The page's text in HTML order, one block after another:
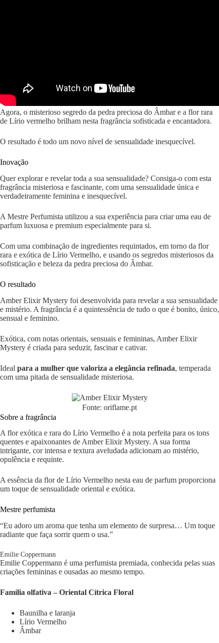
Agora, o misterioso segredo da pedra preciosa do Âmbar e a flor rara
de Lírio vermelho brilham nesta fragrância sofisticada e encantadora.
O resultado é todo um novo nível de sensualidade inesquecível.
Inovação
Quer explorar e revelar toda a sua sensualidade? Consiga-o com esta
fragrância misteriosa e fascinante, com uma sensualidade única e
verdadeiramente feminina e inesquecível.
A Mestre Perfumista utilizou a sua experiência para criar uma eau de
parfum luxuosa e premium especialmente para si.
Com uma combinação de ingredientes requintados, em torno da flor
rara e exótica de Lírio Vermelho, e usando os segredos misteriosos da
sofisticação e beleza da pedra preciosa do Âmbar.
O resultado
Amber Elixir Mystery foi desenvolvida para revelar a sua sensualidade
e mistério. A fragrância é a quintessência de tudo o que é bonito, único,
sensual e feminino.
Exótica, com notas orientais, sensuais e femininas, Amber Elixir
Mystery é criada para seduzir, fascinar e cativar.
Ideal para a mulher que valoriza a elegância refinada, temperada
com uma pitada de sensualidade misteriosa.
Fonte: oriflame.pt
Sobre a fragrância
A flor exótica e rara do Lírio Vermelho é a nota perfeita para os tons
quentes e apaixonantes de Amber Elixir Mystery. A sua forma
intrigante, cor intensa e textura aveludada adicionam ao mistério,
opulência e requinte.
A essência da flor de Lírio Vermelho nesta eau de parfum proporciona
um toque de sensualidade oriental e exótica.
Mestre perfumista
“Eu adoro um aroma que tenha um elemento de surpresa… Um toque
radiante que faça sorrir quem o usa.”
Emilie Coppermann
Emilie Coppermann é uma perfumista premiada, conhecida pelas suas
criações femininas e ousadas ao mesmo tempo.
Família olfativa – Oriental Cítrica Floral
Baunilha e laranja
Lírio Vermelho
Âmbar